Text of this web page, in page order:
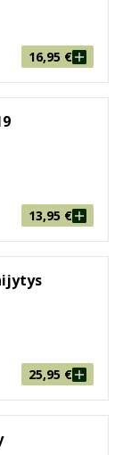
16,95 €
13,95 €
25,95 €